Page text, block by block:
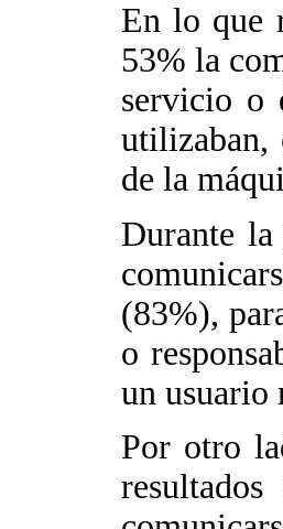
En lo que
53% la
servicio o
utilizaban,
de la
Durante
(83%),
o
un usuario
Por otro